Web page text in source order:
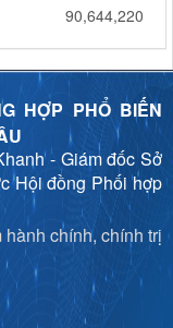
90,644,220
HỢP PHỔ BIẾN
- Giám đốc Sở
Hội đồng Phối hợp
chính, chính trị